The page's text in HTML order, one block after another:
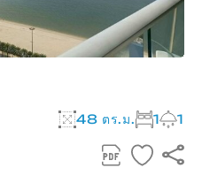
48 ตร.ม. 1 1